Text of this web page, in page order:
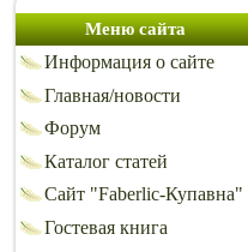
Меню сайта
Информация о сайте
Главная/новости
Форум
Каталог статей
Сайт "Faberlic-Купавна"
Гостевая книга